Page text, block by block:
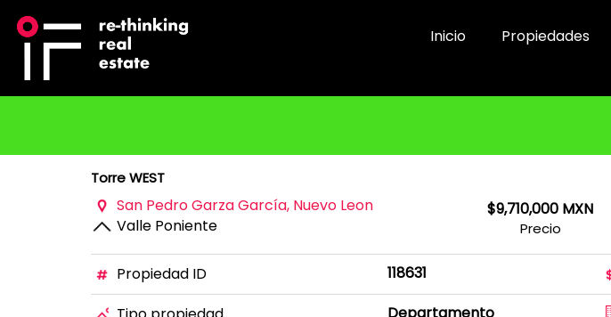
Inicio Propiedades
Torre WEST
San Pedro Garza Garcí­a, Nuevo Leon
Valle Poniente
$9,710,000 MXN
Precio
Propiedad ID 118631